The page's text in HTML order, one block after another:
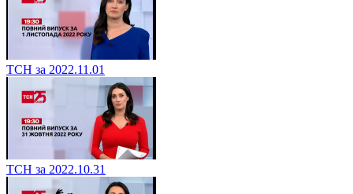
ТСН за 2022.11.01
ТСН за 2022.10.31